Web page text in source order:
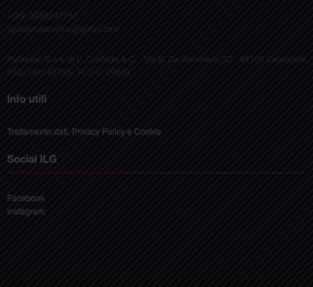
+(39) 3338247197
ilgiallorossonline@gmail.com
Publycon S.a.s. di L. Conforto & C. - Via B. Da Seminara, 52 - 88100 Catanzaro
P.I.03148140795 - R.O.C. 20849
Info utili
Trattamento dati, Privacy Policy e Cookie
Social ILG
Facebook
Instagram